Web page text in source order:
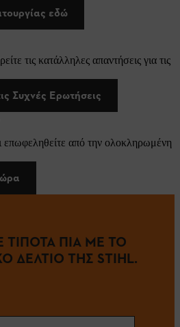
εδώ
τις κατάλληλες απαντήσεις για τις
Συχνές Ερωτήσεις
επωφεληθείτε από την ολοκληρωμένη
ΠΙΑ ΜΕ ΤΟ
ΔΕΛΤΙΟ ΤΗΣ STIHL.